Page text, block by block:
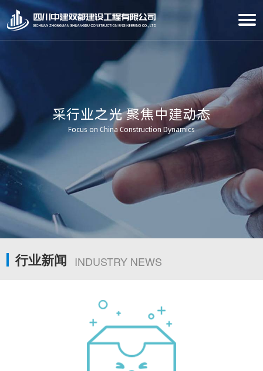
采行业之光 聚焦中建动态
Focus on China Construction Dynamics
行业新闻 INDUSTRY NEWS